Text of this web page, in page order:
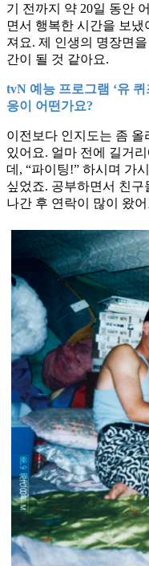
기 전까지 약 20일 동안
면서 행복한 시간을 보
져요. 제 인생의 명장면
간이 될 것 같아요.
tvN 예능 프로그램 ‘유
응이 어떤가요?
이전보다 인지도는 좀 올
있어요. 얼마 전에 길거
데, “파이팅!” 하시며 가
싶었죠. 공부하면서 친구
나간 후 연락이 많이 왔어